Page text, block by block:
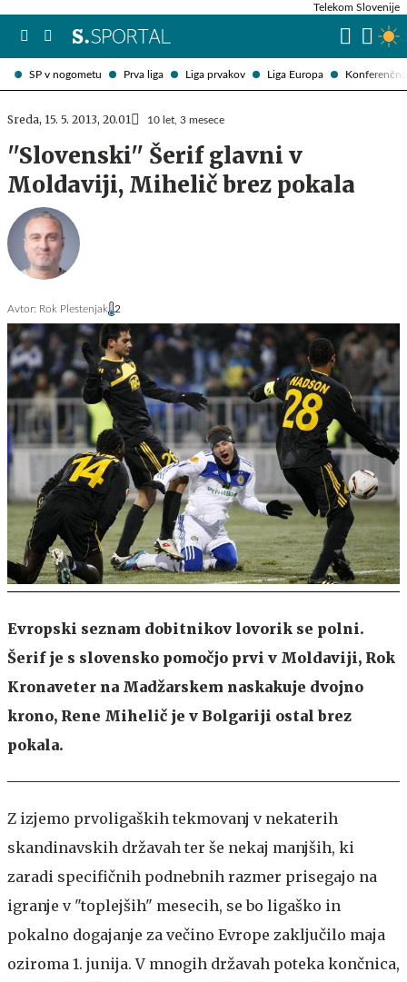
SP v nogometu Prva liga Liga prvakov Liga Europa
Telekom Slovenije
Sreda, 15. 5. 2013, 20.01 10 let, 3 mesece
''Slovenski'' Šerif glavni v
Moldaviji, Mihelič brez pokala
Avtor: Rok Plestenjak 2
Evropski seznam dobitnikov lovorik se polni.
Šerif je s slovensko pomočjo prvi v Moldaviji, Rok
Kronaveter na Madžarskem naskakuje dvojno
krono, Rene Mihelič je v Bolgariji ostal brez
pokala.
Z izjemo prvoligaških tekmovanj v nekaterih
skandinavskih državah ter še nekaj manjših, ki
zaradi specifičnih podnebnih razmer prisegajo na
igranje v "toplejših" mesecih, se bo ligaško in
pokalno dogajanje za večino Evrope zaključilo maja
oziroma 1. junija. V mnogih državah poteka končnica,